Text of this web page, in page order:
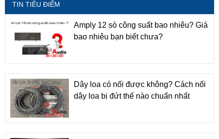
TIN TIÊU ĐIỂM
Amply 12 sò công suất bao nhiêu? Giá
bao nhiêu bạn biết chưa?
Dây loa có nối được không? Cách nối
dây loa bị đứt thế nào chuẩn nhất